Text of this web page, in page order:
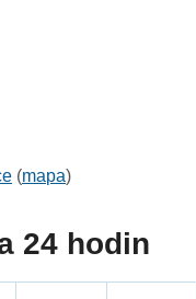
(mapa)
24 hodin